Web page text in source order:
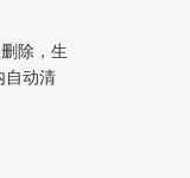
除，生
自动清